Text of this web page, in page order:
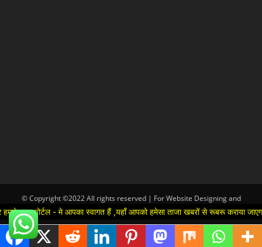
© Copyright ©2022 All rights reserved | For Website Designing and
Development call Us:-8920664806
Hindi ▼
- मे आपका स्वागत हैं ,यहाँ आपको हमेसा ताजा खबरों से रूबरू कराया जाएगा , खबर